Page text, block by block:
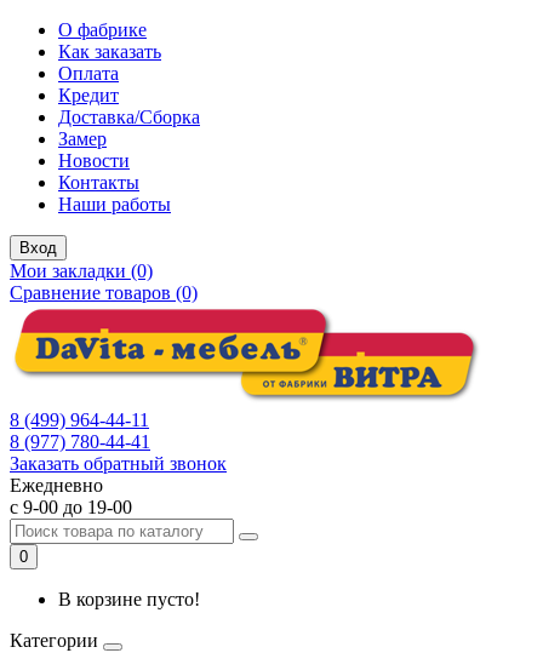
О фабрике
Как заказать
Оплата
Кредит
Доставка/Сборка
Замер
Новости
Контакты
Наши работы
Вход
Мои закладки (0)
Сравнение товаров (0)
8 (499) 964-44-11
8 (977) 780-44-41
Заказать обратный звонок
Ежедневно
с 9-00 до 19-00
0
В корзине пусто!
Категории